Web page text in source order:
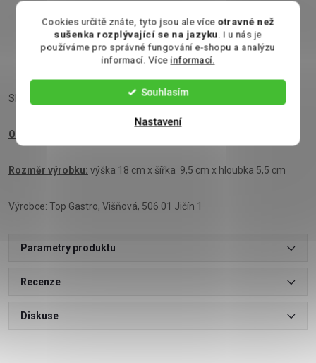
Cookies určitě znáte, tyto jsou ale více otravné než
sušenka rozplývající se na jazyku . I u nás je
používáme pro správné fungování e-shopu a analýzu
informací. Víceinformací.
Souhlasím
Nastavení
Bílkoviny 4,6 g
Sůl 0,19 g
Skladujte v suchu a chraňte před teplem.
Obsah
Rozměr výrobku: výška 18 cm x šířka 9,5 cm x hloubka 5,5 cm
Výrobce: Top Gastro, Višňová, 506 01 Jičín 1
Parametry produktu
Recenze
Diskuse